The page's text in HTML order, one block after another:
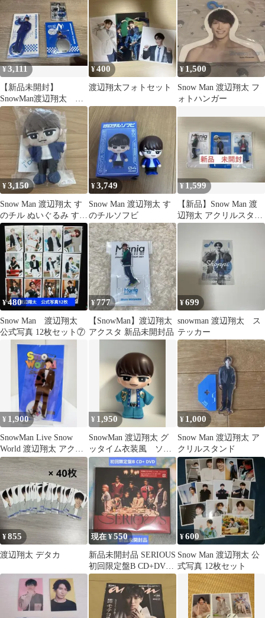
¥3,111
【新品未開封】
SnowMan渡辺翔太 ア
クスタミラーステッカ
ークリアステッカー
¥400
渡辺翔太フォトセット
¥1,500
Snow Man 渡辺翔太 フ
ォトハンガー
¥3,150
Snow Man 渡辺翔太 す
のチル ぬいぐるみ すの
チルぶら下がりシリー
ズ
¥3,749
Snow Man 渡辺翔太 す
のチルソフビ
¥1,599
【新品】Snow Man 渡
辺翔太 アクリルスタン
ド 3種セット
¥480
Snow Man 渡辺翔太
公式写真 12枚セット⑦
¥777
【SnowMan】渡辺翔太
アクスタ 新品未開封品
¥699
snowman 渡辺翔太 ス
テッカー
¥ 1,900
SnowMan Live Snow
World 渡辺翔太 アクリ
ルスタンド
¥ 1,950
SnowMan 渡辺翔太 グ
ッタイム衣装風 ソフ
ビ用衣装 すのチル ソフ
¥ 1,000
Snow Man 渡辺翔太 ア
クリルスタンド
¥855
渡辺翔太 デタカ
現在 ¥550
新品未開封品 SERIOUS
初回限定盤B CD+DVD
渡辺翔太 目黒蓮
¥600
Snow Man 渡辺翔太 公
式写真 12枚セット